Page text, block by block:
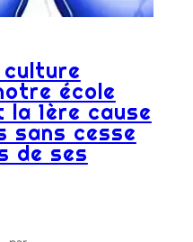
culture
école
1ère cause
sans cesse
de ses